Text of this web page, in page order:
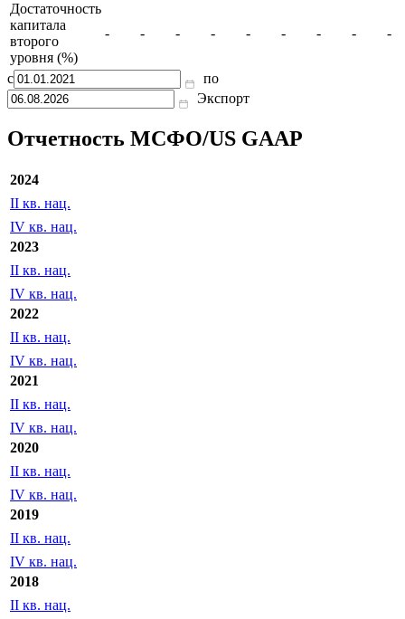
Достаточность
капитала
второго
уровня (%)
- - - - - - - - -
с
по
Экспорт
Отчетность МСФО/US GAAP
2024
II кв. нац.
IV кв. нац.
2023
II кв. нац.
IV кв. нац.
2022
II кв. нац.
IV кв. нац.
2021
II кв. нац.
IV кв. нац.
2020
II кв. нац.
IV кв. нац.
2019
II кв. нац.
IV кв. нац.
2018
II кв. нац.